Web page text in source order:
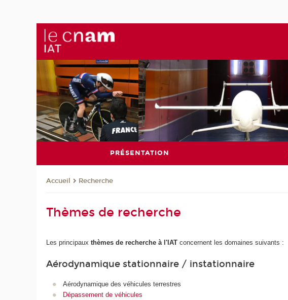
PRÉSENTATION
Accueil Recherche
Thèmes de recherche
Les principauxthèmes de recherche à l'IAT concernent les domaines suivants :
Aérodynamique stationnaire / instationnaire
Aérodynamique des véhicules terrestres
Dépassement de véhicules